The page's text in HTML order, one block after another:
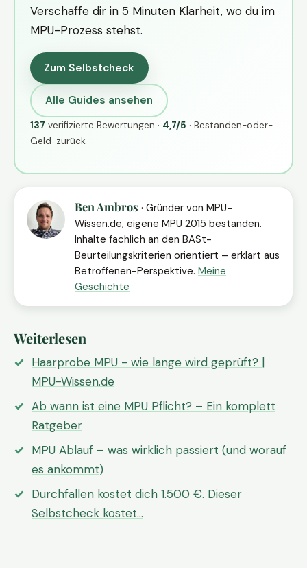
Verschaffe dir in 5 Minuten Klarheit, wo du im
MPU-Prozess stehst.
Zum Selbstcheck
Alle Guides ansehen
137 verifizierte Bewertungen · 4,7/5 · Bestanden-oder-
Geld-zurück
Ben Ambros · Gründer von MPU-
Wissen.de, eigene MPU 2015 bestanden.
Inhalte fachlich an den BASt-
Beurteilungskriterien orientiert – erklärt aus
Betroffenen-Perspektive. Meine
Geschichte
Weiterlesen
Haarprobe MPU - wie lange wird geprüft? |
MPU-Wissen.de
Ab wann ist eine MPU Pflicht? – Ein komplett
Ratgeber
MPU Ablauf – was wirklich passiert (und worauf
es ankommt)
Durchfallen kostet dich 1.500 €. Dieser
Selbstcheck kostet…